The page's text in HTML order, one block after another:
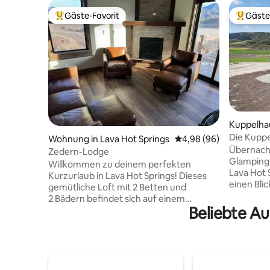
Beliebter Gäste-Favorit.
Gäste-Favorit
Wohnung in Lava Hot Springs Durchschnittliche
4,98 (96)
Zedern-Lodge
Willkommen zu deinem perfekten
Kurzurlaub in Lava Hot Springs! Dieses
gemütliche Loft mit 2 Betten und
2 Bädern befindet sich auf einem
ruhigen, 4 Hektar großen Grundstück,
Die
Lava/
Lava Hot
einen
Wenn du
Beliebte